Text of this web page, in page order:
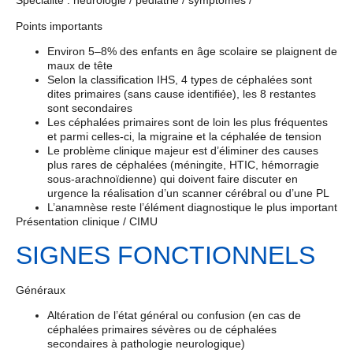
Points importants
Environ 5–8% des enfants en âge scolaire se plaignent de
maux de tête
Selon la classification IHS, 4 types de céphalées sont
dites primaires (sans cause identifiée), les 8 restantes
sont secondaires
Les céphalées primaires sont de loin les plus fréquentes
et parmi celles-ci, la migraine et la céphalée de tension
Le problème clinique majeur est d’éliminer des causes
plus rares de céphalées (méningite, HTIC, hémorragie
sous-arachnoïdienne) qui doivent faire discuter en
urgence la réalisation d’un scanner cérébral ou d’une PL
L’anamnèse reste l’élément diagnostique le plus important
Présentation clinique / CIMU
SIGNES FONCTIONNELS
Généraux
Altération de l’état général ou confusion (en cas de
céphalées primaires sévères ou de céphalées
secondaires à pathologie neurologique)